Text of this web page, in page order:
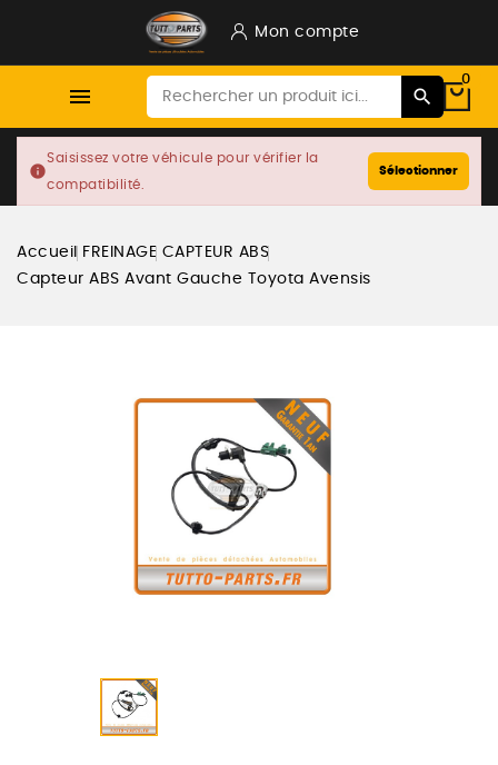
Mon compte

0
info
Saisissez votre véhicule pour vérifier la
compatibilité.
Sélectionner
Accueil FREINAGE CAPTEUR ABS
Capteur ABS Avant Gauche Toyota Avensis